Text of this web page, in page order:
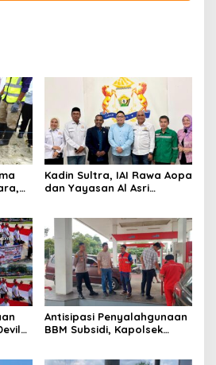
Kadin Sultra, IAI Rawa Aopa
dan Yayasan Al Asri
Antisipasi Penyalahgunaan
BBM Subsidi, Kapolsek